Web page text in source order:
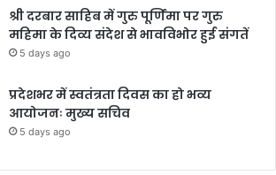
श्री दरबार साहिब में गुरु पूर्णिमा पर गुरु
महिमा के दिव्य संदेश से भावविभोर हुई संगतें
5 days ago
प्रदेशभर में स्वतंत्रता दिवस का हो भव्य
आयोजनः मुख्य सचिव
5 days ago